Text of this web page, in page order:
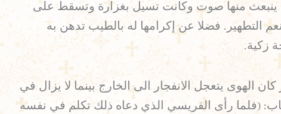
ينبعث منها صوت وكانت تسيل بغزارة وتسقط على
التطهير. فضلا عن إكرامها له بالطيب تدهن به
زكية.
يتعجل الانفجار الى الخارج بينما لا يزال في
(فلما رأى الفريسي الذي دعاه ذلك تكلم في نفسه